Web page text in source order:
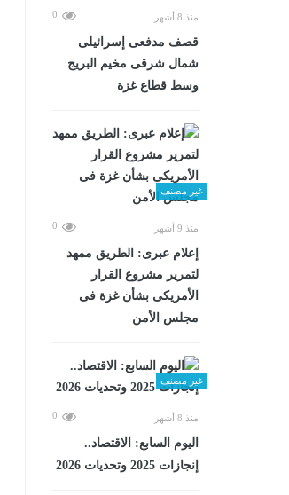
منذ 8 أشهر 0
قصف مدفعى إسرائيلى
شمال شرقى مخيم البريج
وسط قطاع غزة
غير مصنف
منذ 9 أشهر 0
إعلام عبرى: الطريق ممهد
لتمرير مشروع القرار
الأمريكى بشأن غزة فى
مجلس الأمن
غير مصنف
منذ 8 أشهر 0
اليوم السابع: الاقتصاد..
إنجازات 2025 وتحديات 2026